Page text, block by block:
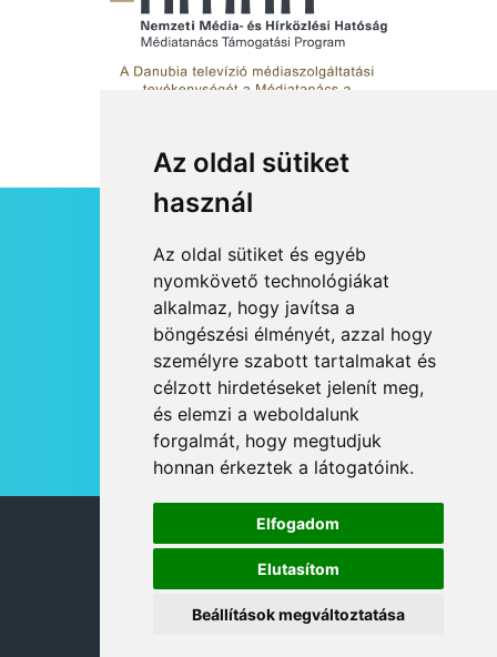
Az oldal sütiket
használ
Az oldal sütiket és egyéb
nyomkövető technológiákat
alkalmaz, hogy javítsa a
böngészési élményét, azzal hogy
személyre szabott tartalmakat és
célzott hirdetéseket jelenít meg,
és elemzi a weboldalunk
forgalmát, hogy megtudjuk
honnan érkeztek a látogatóink.
Elfogadom
Elutasítom
Beállítások megváltoztatása
RSS
JOGI NYILATKOZAT
KAPCSOLAT
OLDALTÉRKÉP
IMPRESSZUM
HÍR BEKÜLDÉSE
© 2026 DANUBIA TV